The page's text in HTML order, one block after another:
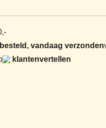
vandaag verzonden
klantenvertellen